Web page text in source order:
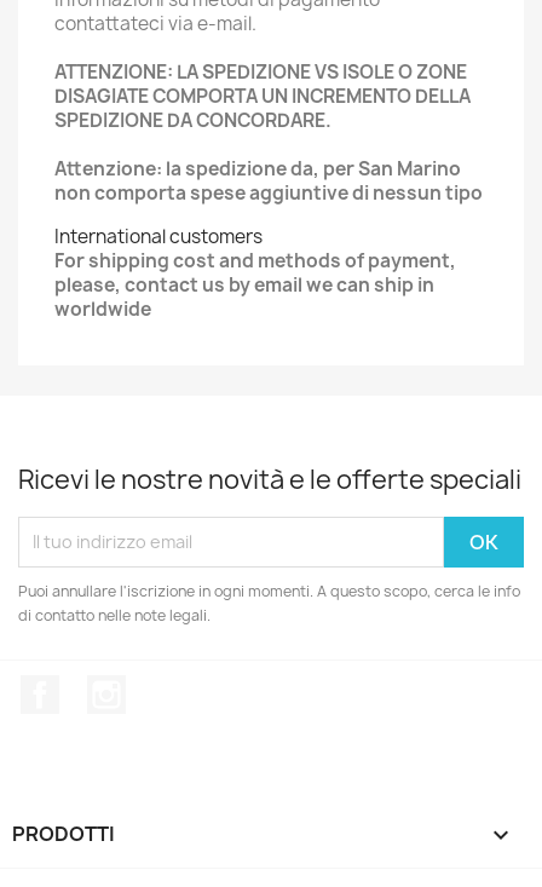
contattateci via e-mail.
ATTENZIONE: LA SPEDIZIONE VS ISOLE O ZONE
DISAGIATE COMPORTA UN INCREMENTO DELLA
SPEDIZIONE DA CONCORDARE.
Attenzione: la spedizione da, per San Marino
non comporta spese aggiuntive di nessun tipo
International customers
For shipping cost and methods of payment,
please, contact us by email we can ship in
worldwide
Ricevi le nostre novità e le offerte speciali
Puoi annullare l'iscrizione in ogni momenti. A questo scopo, cerca le info
di contatto nelle note legali.
PRODOTTI 